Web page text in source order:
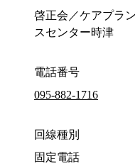
啓正会／ケアプラ
スセンター時津
電話番号
095-882-1716
回線種別
固定電話